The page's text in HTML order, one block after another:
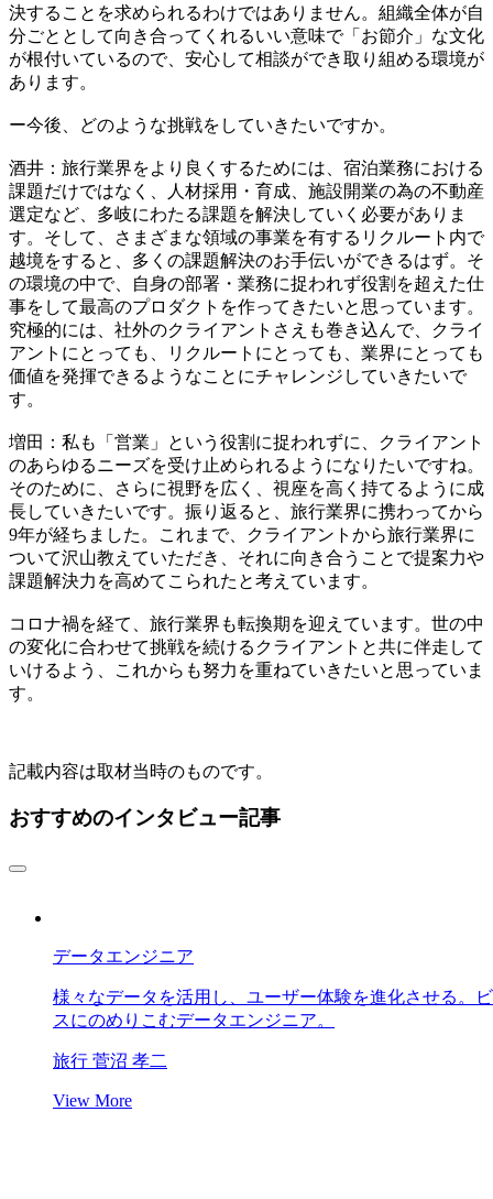
決することを求められるわけではありません。組織全体が自
分ごととして向き合ってくれるいい意味で「お節介」な文化
が根付いているので、安心して相談ができ取り組める環境が
あります。​
​ー今後、どのような挑戦をしていきたいですか。​
​酒井：旅行業界をより良くするためには、宿泊業務における
課題だけではなく、人材採用・育成、施設開業の為の不動産
選定など、多岐にわたる課題を解決していく必要がありま
す。そして、さまざまな領域の事業を有するリクルート内で
越境をすると、多くの課題解決のお手伝いができるはず。​​​​​​そ
の環境の中で、自身の部署・業務に捉われず役割を超えた仕
事をして最高のプロダクトを作ってきたいと思っています​​。​
​​究極的には、社外のクライアントさえも巻き込んで、クライ
アントにとっても、リクルートにとっても、業界にとっても
価値を発揮できるようなことにチャレンジしていきたいで
す。​​
​増田：私も「営業」という役割に捉われずに、クライアント
のあらゆるニーズを受け止められるようになりたいですね。
そのために、さらに​​視野を広く、​​視座を​​高く​​持てるように成
長していきたいです。​​振り返ると、​​​​​​旅行業界に携わってから​​
9年が経ちました。これまで、クライアントから旅行業界に
ついて沢山教えていただき、それに向き合うことで提案力や
課題解決力を高めてこられたと考えています。​
​​コロナ禍を経て、旅行業界も転換期を迎えています。世の中
の変化に合わせて挑戦を続けるクライアントと共に伴走して
いけるよう、これからも努力を重ねていきたいと思っていま
す。​
記載内容は取材当時のものです。
おすすめのインタビュー記事
データエンジニア
様々なデータを活用し、ユーザー体験を進化させる。
スにのめりこむデータエンジニア。
旅行 菅沼 孝二
View More